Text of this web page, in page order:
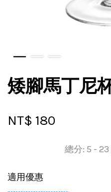
矮腳馬丁尼
NT$ 180
總分: 5 - 23
適用優惠